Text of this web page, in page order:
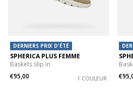
DERNIERS PRIX D'ÉTÉ
SPHERICA PLUS FEMME
Baskets slip in
€95,00
1 COULEUR